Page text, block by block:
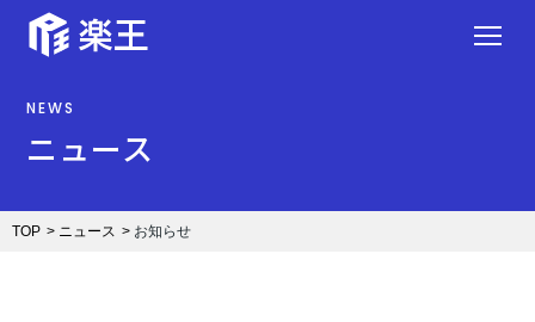
NEWS
ニュース
TOP ニュース お知らせ